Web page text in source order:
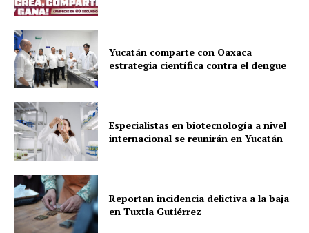
Yucatán comparte con Oaxaca
estrategia científica contra el dengue
Especialistas en biotecnología a nivel
internacional se reunirán en Yucatán
Reportan incidencia delictiva a la baja
en Tuxtla Gutiérrez